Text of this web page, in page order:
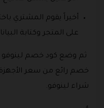
أخيراً يقوم المشتري
على المتجر وكتابة
ثم وضع كود خصم
خصم رائع من سعر
شراء لينوفو.